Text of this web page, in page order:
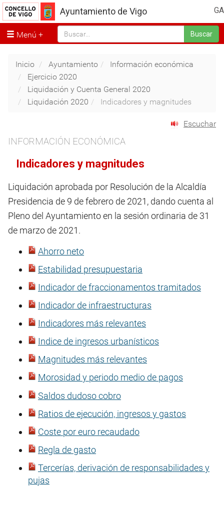
GA
Ayuntamiento de Vigo
Menú Buscar
Inicio Ayuntamiento
Información económica
Ejercicio 2020
Liquidación y Cuenta General 2020
Liquidación 2020
Indicadores y magnitudes
Escuchar
INFORMACIÓN ECONÓMICA
Indicadores y magnitudes
Liquidación aprobada por Resolución de la Alcaldía
Presidencia de 9 de febrero de 2021, dando cuenta al
Pleno del Ayuntamiento en la sesión ordinaria de 31
de marzo de 2021.
Ahorro neto
Estabilidad presupuestaria
Indicador de fraccionamentos tramitados
Indicador de infraestructuras
Indicadores más relevantes
Indice de ingresos urbanísticos
Magnitudes más relevantes
Morosidad y periodo medio de pagos
Saldos dudoso cobro
Ratios de ejecución, ingresos y gastos
Coste por euro recaudado
Regla de gasto
Tercerías, derivación de responsabilidades y
pujas